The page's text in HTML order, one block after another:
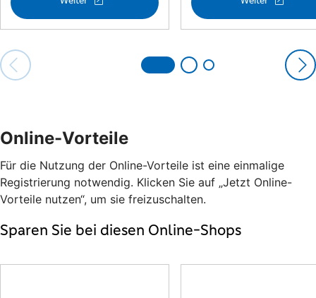
Online-Vorteile
Für die Nutzung der Online-Vorteile ist eine einmalige
Registrierung notwendig. Klicken Sie auf „Jetzt Online-
Vorteile nutzen“, um sie freizuschalten.